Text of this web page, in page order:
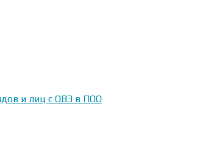
и лиц с ОВЗ в ПОО